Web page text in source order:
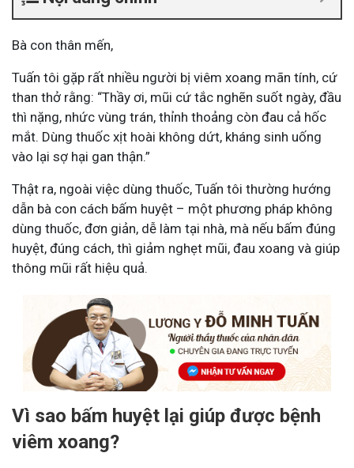
Bà con thân mến,
Tuấn tôi gặp rất nhiều người bị viêm xoang mãn tính, cứ
than thở rằng: “Thầy ơi, mũi cứ tắc nghẽn suốt ngày, đầu
thì nặng, nhức vùng trán, thỉnh thoảng còn đau cả hốc
mắt. Dùng thuốc xịt hoài không dứt, kháng sinh uống
vào lại sợ hại gan thận.”
Thật ra, ngoài việc dùng thuốc, Tuấn tôi thường hướng
dẫn bà con cách bấm huyệt – một phương pháp không
dùng thuốc, đơn giản, dễ làm tại nhà, mà nếu bấm đúng
huyệt, đúng cách, thì giảm nghẹt mũi, đau xoang và giúp
thông mũi rất hiệu quả.
Vì sao bấm huyệt lại giúp được bệnh
viêm xoang?